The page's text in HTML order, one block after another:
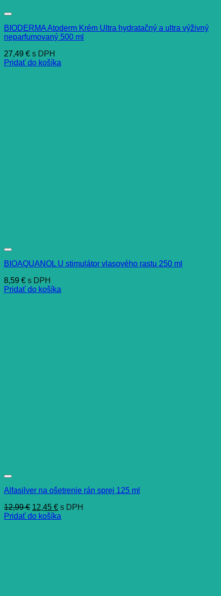
BIODERMA Atoderm Krém Ultra hydratačný a ultra výživný
neparfumovaný 500 ml
27,49 € s DPH
Pridať do košíka
BIOAQUANOL U stimulátor vlasového rastu 250 ml
8,59 € s DPH
Pridať do košíka
Alfasilver na ošetrenie rán sprej 125 ml
12,99€ Pôvodná
cena
12,45 €Aktuálna
cena
s DPH
Pridať do košíka